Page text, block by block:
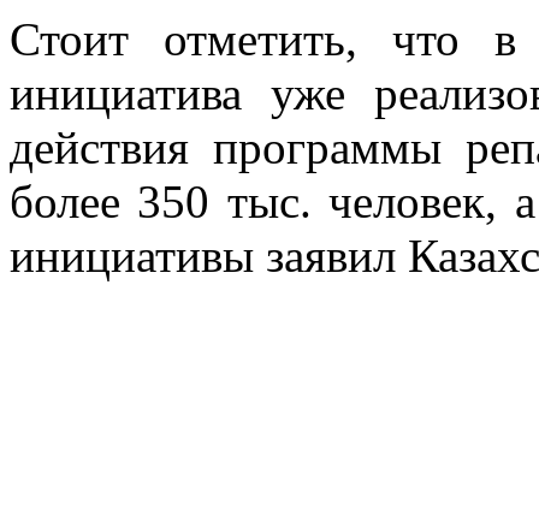
Стоит отметить, что в
инициатива уже
действия программы
более 350 тыс. человек,
инициативы заявил